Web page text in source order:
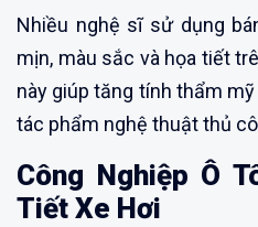
Nhiều nghệ sĩ sử dụng
mịn, màu sắc và họa tiết
này giúp tăng tính thẩm
tác phẩm nghệ thuật thủ
Công Nghiệp Ô
Tiết Xe Hơi